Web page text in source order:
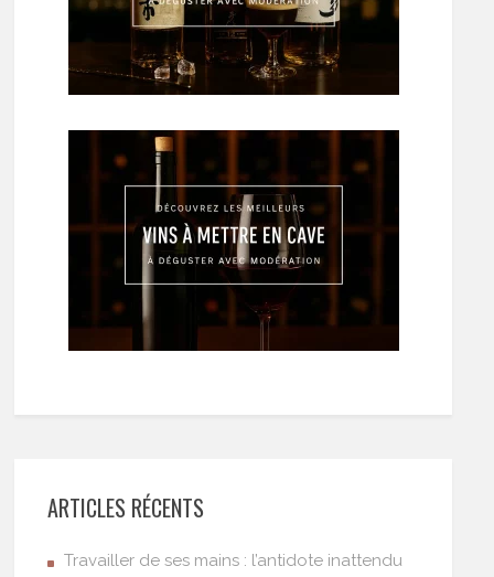
ARTICLES RÉCENTS
Travailler de ses mains : l’antidote inattendu